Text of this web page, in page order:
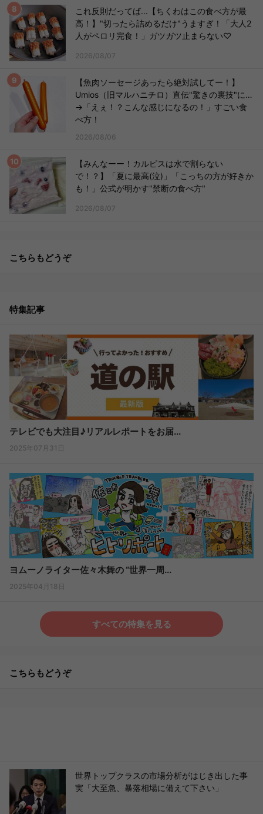
これ反則だってば...【ちくわはこの食べ方が最
高！】"切ったら詰めるだけ"うますぎ！「大人2
人がペロリ完食！」ガツガツ止まらない♡
2026/08/07
【魚肉ソーセージあったら絶対試してー！】
Umios（旧マルハニチロ）直伝"驚きの裏技"に…
→「えぇ！？こんな感じになるの！」すごい食
べ方！
2026/08/06
【みんなーー！カルピスは水で割らない
で！？】「夏に最高(泣)」「こっちの方が好きか
も！」公式が明かす"禁断の食べ方"
2026/08/07
こちらもどうぞ
特集記事
テレビでも大注目♪リアルレポートをお届...
2025年07月31日
ヨムーノライター佐々木舞の “世界一周...
2025年04月18日
すべての特集を見る
こちらもどうぞ
世界トップクラスの市場分析がはじき出した事
実「大至急、暴落相場に備えて下さい」